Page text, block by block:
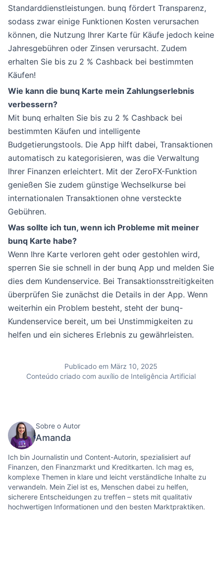
Standarddienstleistungen. bunq fördert Transparenz,
sodass zwar einige Funktionen Kosten verursachen
können, die Nutzung Ihrer Karte für Käufe jedoch keine
Jahresgebühren oder Zinsen verursacht. Zudem
erhalten Sie bis zu 2 % Cashback bei bestimmten
Käufen!
Wie kann die bunq Karte mein Zahlungserlebnis
verbessern?
Mit bunq erhalten Sie bis zu 2 % Cashback bei
bestimmten Käufen und intelligente
Budgetierungstools. Die App hilft dabei, Transaktionen
automatisch zu kategorisieren, was die Verwaltung
Ihrer Finanzen erleichtert. Mit der ZeroFX-Funktion
genießen Sie zudem günstige Wechselkurse bei
internationalen Transaktionen ohne versteckte
Gebühren.
Was sollte ich tun, wenn ich Probleme mit meiner
bunq Karte habe?
Wenn Ihre Karte verloren geht oder gestohlen wird,
sperren Sie sie schnell in der bunq App und melden Sie
dies dem Kundenservice. Bei Transaktionsstreitigkeiten
überprüfen Sie zunächst die Details in der App. Wenn
weiterhin ein Problem besteht, steht der bunq-
Kundenservice bereit, um bei Unstimmigkeiten zu
helfen und ein sicheres Erlebnis zu gewährleisten.
Publicado em März 10, 2025
Conteúdo criado com auxílio de Inteligência Artificial
Sobre o Autor
Amanda
Ich bin Journalistin und Content-Autorin, spezialisiert auf
Finanzen, den Finanzmarkt und Kreditkarten. Ich mag es,
komplexe Themen in klare und leicht verständliche Inhalte zu
verwandeln. Mein Ziel ist es, Menschen dabei zu helfen,
sicherere Entscheidungen zu treffen – stets mit qualitativ
hochwertigen Informationen und den besten Marktpraktiken.